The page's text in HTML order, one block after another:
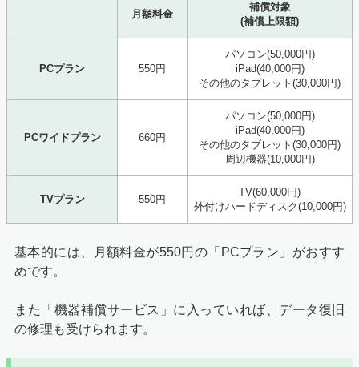
月額料金
補償対象
(補償上限額)
PCプラン 550円
パソコン(50,000円)
iPad(40,000円)
その他のタブレット(30,000円)
PCワイドプラン 660円
パソコン(50,000円)
iPad(40,000円)
その他のタブレット(30,000円)
周辺機器(10,000円)
TVプラン 550円
TV(60,000円)
外付けハードディスク(10,000円)
基本的には、月額料金が550円の「PCプラン」がおすす
めです。
また「機器補償サービス」に入っていれば、データ復旧
の修理も受けられます。